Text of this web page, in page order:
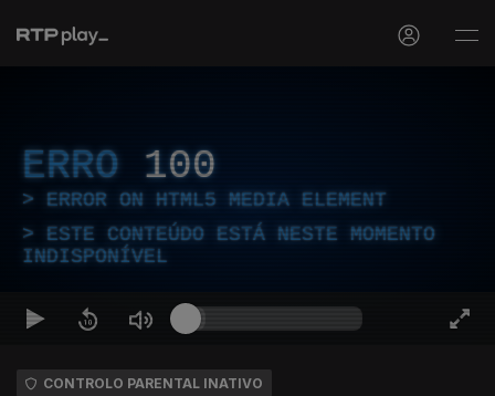
ERRO 100
ERROR ON HTML5 MEDIA ELEMENT
ESTE CONTEÚDO ESTÁ NESTE MOMENTO
INDISPONÍVEL
CONTROLO PARENTAL INATIVO